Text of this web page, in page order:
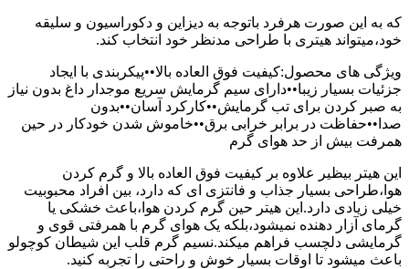
که به این صورت هرفرد باتوجه به دیزاین و دکوراسیون و سلیقه
خود،میتواند هیتری با طراحی مدنظر خود انتخاب کند.
ویژگی های محصول:کیفیت فوق العاده بالا••پیکربندی با ایجاد
جزئیات بسیار زیبا••دارای سیم گرمایش سریع موجدار داغ بدون نیاز
به صبر کردن برای تب گرمایش••کارکرد آسان••بدون
صدا••حفاظت در برابر خرابی برق••خاموش شدن خودکار در حین
همرفت بیش از حد هوای گرم
این هیتر بیظیر علاوه بر کیفیت فوق العاده بالا و گرم کردن
هوا،طراحی بسیار جذاب و فانتزی ای که دارد، بین افراد محبوبیت
خیلی زیادی دارد.این هیتر حین گرم کردن هوا،باعث خشکی یا
گرمای آزار دهنده نمیشود،بلکه یک هوای گرم با همرفتی قوی و
گرمایشی دلچسب فراهم میکند.نسیم گرم قلب این شیطان کوچولو
باعث میشود تا اوقات بسیار خوش و راحتی را تجربه کنید.